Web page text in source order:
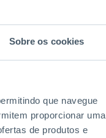
Sobre os cookies
que navegue
proporcionar uma
de produtos e